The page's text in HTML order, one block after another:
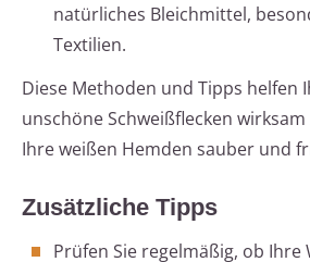
natürliches Bleichmittel,
Textilien.
Diese Methoden und Tipps helfen
unschöne Schweißflecken
Ihre weißen Hemden sauber und
Zusätzliche Tipps
Prüfen Sie regelmäßig, ob Ihre